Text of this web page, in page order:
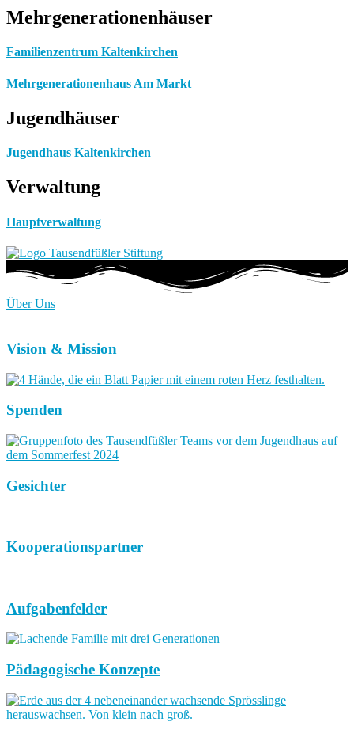
Mehrgenerationenhäuser
Familienzentrum Kaltenkirchen
Mehrgenerationenhaus Am Markt
Jugendhäuser
Jugendhaus Kaltenkirchen
Verwaltung
Hauptverwaltung
Über Uns
Vision & Mission
Spenden
Gesichter
Kooperationspartner
Aufgabenfelder
Pädagogische Konzepte